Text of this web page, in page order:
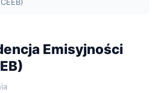
Emisyjności